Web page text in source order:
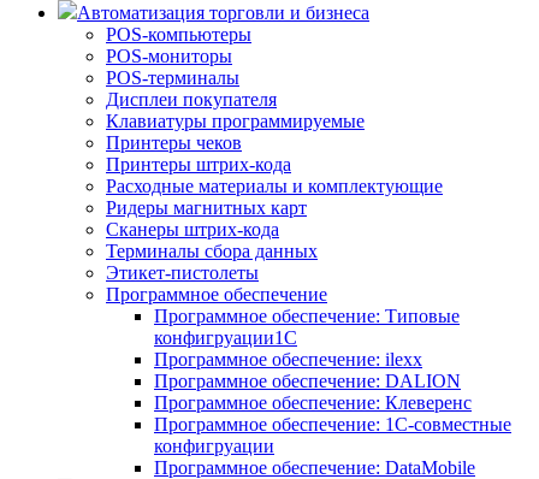
Автоматизация торговли и бизнеса
POS-компьютеры
POS-мониторы
POS-терминалы
Дисплеи покупателя
Клавиатуры программируемые
Принтеры чеков
Принтеры штрих-кода
Расходные материалы и комплектующие
Ридеры магнитных карт
Сканеры штрих-кода
Терминалы сбора данных
Этикет-пистолеты
Программное обеспечение
Программное обеспечение: Типовые
конфигруации1С
Программное обеспечение: ilexx
Программное обеспечение: DALION
Программное обеспечение: Клеверенс
Программное обеспечение: 1С-совместные
конфигруации
Программное обеспечение: DataMobile